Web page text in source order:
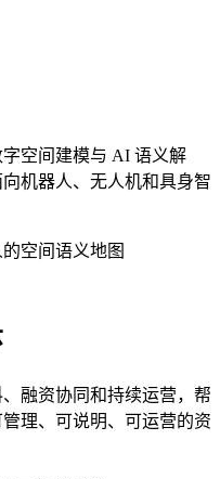
空间建模与 AI 语义解
机器人、无人机和具身智
融资协同和持续运营，帮
理、可说明、可运营的资